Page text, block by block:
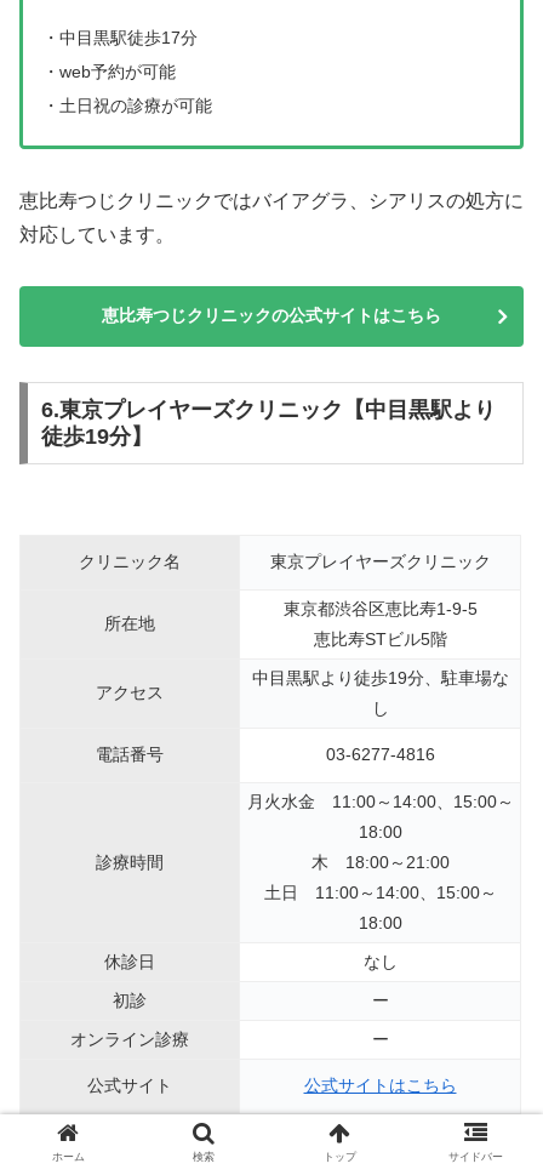
・中目黒駅徒歩17分
・web予約が可能
・土日祝の診療が可能
恵比寿つじクリニックではバイアグラ、シアリスの処方に
対応しています。
恵比寿つじクリニックの公式サイトはこちら
6.東京プレイヤーズクリニック【中目黒駅より
徒歩19分】
クリニック名 東京プレイヤーズクリニック
所在地
東京都渋谷区恵比寿1-9-5
恵比寿STビル5階
アクセス
中目黒駅より徒歩19分、駐車場な
し
電話番号 03-6277-4816
診療時間
月火水金 11:00～14:00、15:00～
18:00
木 18:00～21:00
土日 11:00～14:00、15:00～
18:00
休診日
なし
初診
ー
オンライン診療
ー
公式サイト 公式サイトはこちら
東京プレイヤーズクリニックは中目黒駅より徒歩19分と
ホーム 検索 トップ サイドバー